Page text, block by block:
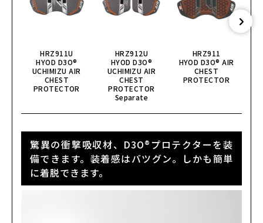
HRZ911U
HYOD D3O®
UCHIMIZU AIR
CHEST
PROTECTOR
HRZ912U
HYOD D3O®
UCHIMIZU AIR
CHEST
PROTECTOR
Separate
HRZ911
HYOD D3O® AIR
CHEST
PROTECTOR
驚異の衝撃吸収材、D3O®プロテクターを装
備できます。装着感はバツグン。しかも簡単
に着脱できます。